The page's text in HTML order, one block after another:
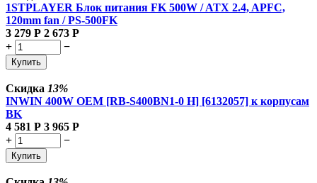
1STPLAYER Блок питания FK 500W / ATX 2.4, APFC,
120mm fan / PS-500FK
3 279 Р 2 673 Р
+
−
Купить
Скидка 13%
INWIN 400W OEM [RB-S400BN1-0 H] [6132057] к корпусам
BK
4 581 Р 3 965 Р
+
−
Купить